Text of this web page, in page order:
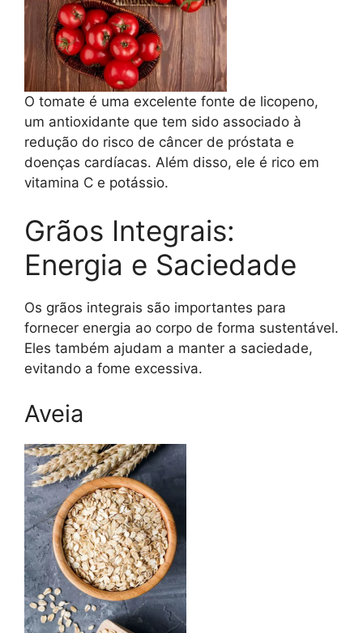
O tomate é uma excelente fonte de licopeno,
um antioxidante que tem sido associado à
redução do risco de câncer de próstata e
doenças cardíacas. Além disso, ele é rico em
vitamina C e potássio.
Grãos Integrais:
Energia e Saciedade
Os grãos integrais são importantes para
fornecer energia ao corpo de forma sustentável.
Eles também ajudam a manter a saciedade,
evitando a fome excessiva.
Aveia